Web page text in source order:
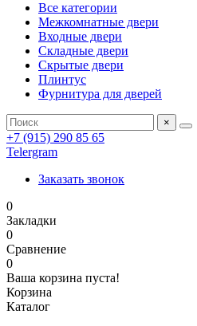
Все категории
Межкомнатные двери
Входные двери
Складные двери
Скрытые двери
Плинтус
Фурнитура для дверей
×
+7 (915) 290 85 65
Telergram
Заказать звонок
0
Закладки
0
Сравнение
0
Ваша корзина пуста!
Корзина
Каталог